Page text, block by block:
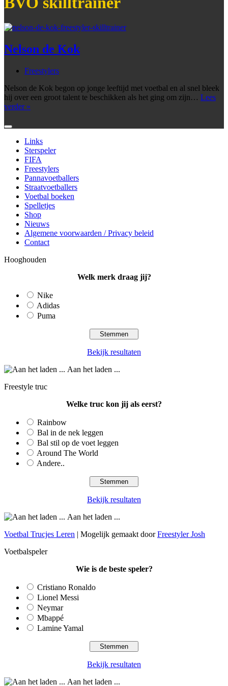
Nelson de Kok
Freestylers
Nelson de Kok begon op jonge leeftijd met voetbal en al snel bleek
hij over een groot talent te beschikken als het ging om zijn… Lees
verder »
Links
Sterspeler
FIFA
Freestylers
Pannavoetballers
Straatvoetballers
Voetbal boeken
Spelletjes
Shop
Nieuws
Algemene voorwaarden / Privacy beleid
Contact
Hooghouden
Welk merk draag jij?
Nike
Adidas
Puma
Bekijk resultaten
Aan het laden ...
Freestyle truc
Welke truc kon jij als eerst?
Rainbow
Bal in de nek leggen
Bal stil op de voet leggen
Around The World
Andere..
Bekijk resultaten
Aan het laden ...
Voetbal Trucjes Leren | Mogelijk gemaakt doorFreestyler Josh
Voetbalspeler
Wie is de beste speler?
Cristiano Ronaldo
Lionel Messi
Neymar
Mbappé
Lamine Yamal
Bekijk resultaten
Aan het laden ...